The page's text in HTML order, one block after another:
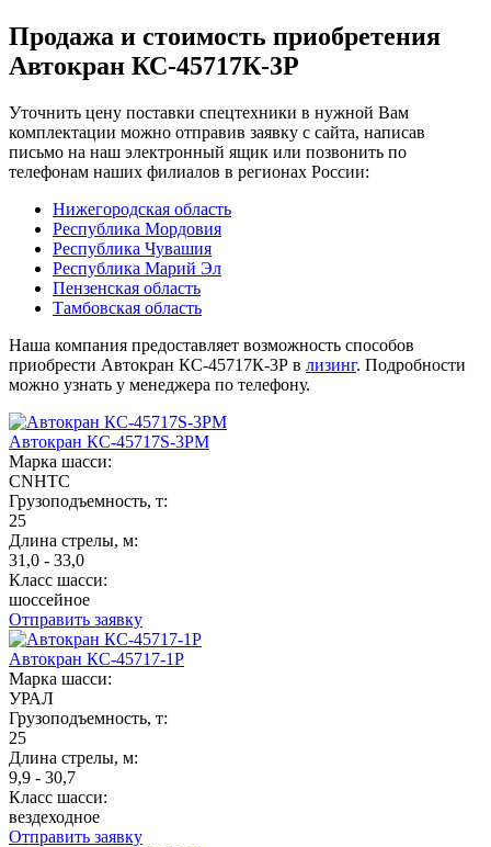
Продажа и cтоимость приобретения
Автокран КС-45717К-3Р
Уточнить цену поставки спецтехники в нужной Вам
комплектации можно отправив заявку с сайта, написав
письмо на наш электронный ящик или позвонить по
телефонам наших филиалов в регионах России:
Нижегородская область
Республика Мордовия
Республика Чувашия
Республика Марий Эл
Пензенская область
Тамбовская область
Наша компания предоставляет возможность способов
приобрести Автокран КС-45717К-3Р в лизинг. Подробности
можно узнать у менеджера по телефону.
Автокран КС-45717S-3РМ
Марка шасси:
CNHTC
Грузоподъемность, т:
25
Длина стрелы, м:
31,0 - 33,0
Класс шасси:
шоссейное
Отправить заявку
Автокран КС-45717-1Р
Марка шасси:
УРАЛ
Грузоподъемность, т:
25
Длина стрелы, м:
9,9 - 30,7
Класс шасси:
вездеходное
Отправить заявку